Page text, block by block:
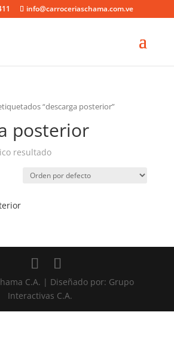
info@carroceriaschama.com.ve
“descarga posterior”
posterior
resultado
C.A. | Diseñado por: Grupo
Interactivas C.A.